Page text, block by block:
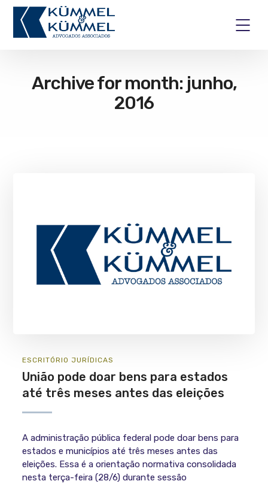
Archive for month: junho,
2016
ESCRITÓRIO JURÍ­DICAS
União pode doar bens para estados
até três meses antes das eleições
A administração pública federal pode doar bens para
estados e municípios até três meses antes das
eleições. Essa é a orientação normativa consolidada
nesta terça-feira (28/6) durante sessão